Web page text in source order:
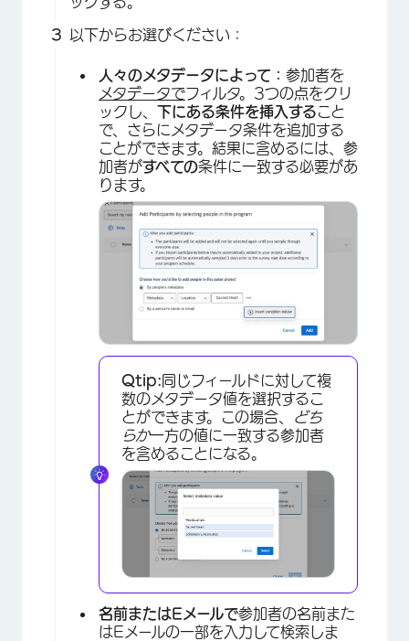
×
以下からお選びください：
人々のメタデータによって： 参加者を
メタデータでフィルタ。3つの点をクリ
ックし、 下にある条件を挿入すること
で、さらにメタデータ条件を追加する
ことができます。結果に含めるには、参
加者がすべての条件に一致する必要があ
ります。
Qtip:同じフィールドに対して複
数のメタデータ値を選択するこ
とができます。この場合、
どち
らか一方の値に一致する参加者
を含めることになる。
名前またはEメールで参加者の名前また
はEメールの一部を入力して検索しま